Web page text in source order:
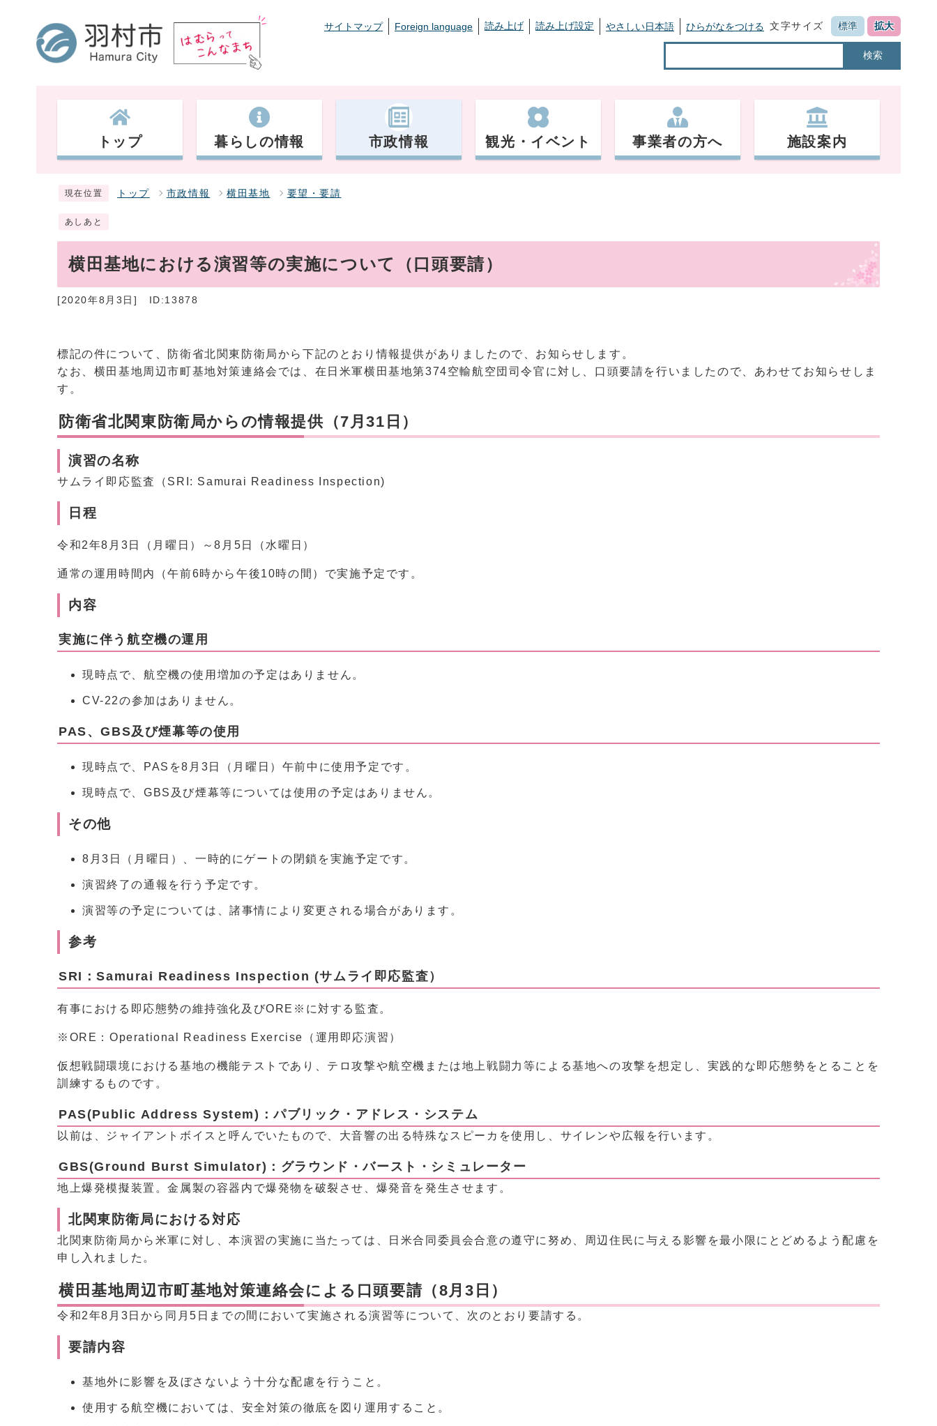
サイトマップ Foreign language 読み上げ 読み上げ設定 やさしい日本語 ひらがなをつける 文字サイズ 標準 拡大
検索
トップ 暮らしの情報 市政情報 観光・イベント 事業者の方へ 施設案内
現在位置 トップ 市政情報 横田基地 要望・要請
あしあと
横田基地における演習等の実施について（口頭要請）
[2020年8月3日] ID:13878
標記の件について、防衛省北関東防衛局から下記のとおり情報提供がありましたので、お知らせします。
なお、横田基地周辺市町基地対策連絡会では、在日米軍横田基地第374空輸航空団司令官に対し、口頭要請を行いましたので、あわせてお知らせしま
す。
防衛省北関東防衛局からの情報提供（7月31日）
演習の名称
サムライ即応監査（SRI: Samurai Readiness Inspection)
日程
令和2年8月3日（月曜日）～8月5日（水曜日）
通常の運用時間内（午前6時から午後10時の間）で実施予定です。
内容
実施に伴う航空機の運用
現時点で、航空機の使用増加の予定はありません。
CV-22の参加はありません。
PAS、GBS及び煙幕等の使用
現時点で、PASを8月3日（月曜日）午前中に使用予定です。
現時点で、GBS及び煙幕等については使用の予定はありません。
その他
8月3日（月曜日）、一時的にゲートの閉鎖を実施予定です。
演習終了の通報を行う予定です。
演習等の予定については、諸事情により変更される場合があります。
参考
SRI：Samurai Readiness Inspection (サムライ即応監査）
有事における即応態勢の維持強化及びORE※に対する監査。
※ORE：Operational Readiness Exercise（運用即応演習）
仮想戦闘環境における基地の機能テストであり、テロ攻撃や航空機または地上戦闘力等による基地への攻撃を想定し、実践的な即応態勢をとることを
訓練するものです。
PAS(Public Address System)：パブリック・アドレス・システム
以前は、ジャイアントボイスと呼んでいたもので、大音響の出る特殊なスピーカを使用し、サイレンや広報を行います。
GBS(Ground Burst Simulator)：グラウンド・バースト・シミュレーター
地上爆発模擬装置。金属製の容器内で爆発物を破裂させ、爆発音を発生させます。
北関東防衛局における対応
北関東防衛局から米軍に対し、本演習の実施に当たっては、日米合同委員会合意の遵守に努め、周辺住民に与える影響を最小限にとどめるよう配慮を
申し入れました。
横田基地周辺市町基地対策連絡会による口頭要請（8月3日）
令和2年8月3日から同月5日までの間において実施される演習等について、次のとおり要請する。
要請内容
基地外に影響を及ぼさないよう十分な配慮を行うこと。
使用する航空機においては、安全対策の徹底を図り運用すること。